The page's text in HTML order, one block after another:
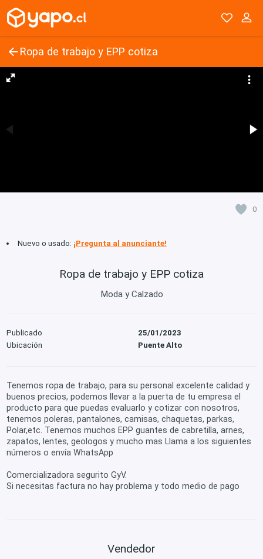
Ropa de trabajo y EPP cotiza
0
Nuevo o usado: ¡Pregunta al anunciante!
Ropa de trabajo y EPP cotiza
Moda y Calzado
Publicado
25/01/2023
Ubicación
Puente Alto
Tenemos ropa de trabajo, para su personal excelente calidad y
buenos precios, podemos llevar a la puerta de tu empresa el
producto para que puedas evaluarlo y cotizar con nosotros,
tenemos poleras, pantalones, camisas, chaquetas, parkas,
Polar,etc. Tenemos muchos EPP guantes de cabretilla, arnes,
zapatos, lentes, geologos y mucho mas Llama a los siguientes
números o envía WhatsApp
Comercializadora segurito GyV.
Si necesitas factura no hay problema y todo medio de pago
Vendedor